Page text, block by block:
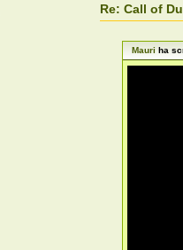
Re: Call of
Mauri ha